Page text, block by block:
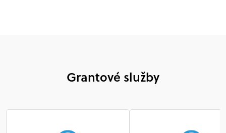
Grantové služby